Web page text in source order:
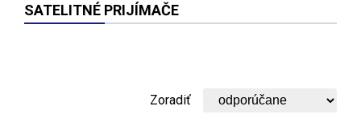
SATELITNÉ PRIJÍMAČE
Zoradiť